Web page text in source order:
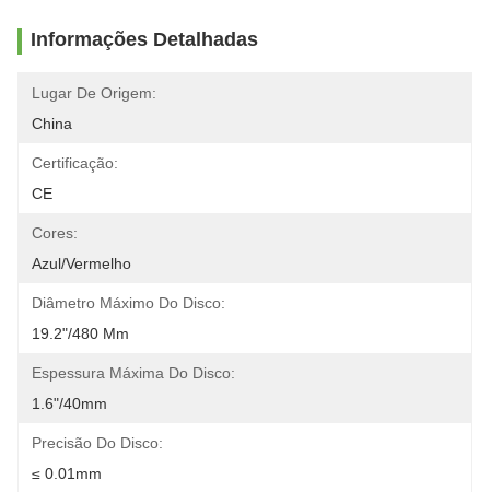
Informações Detalhadas
Lugar De Origem:
China
Certificação:
CE
Cores:
Azul/vermelho
Diâmetro Máximo Do Disco:
19.2"/480 Mm
Espessura Máxima Do Disco:
1.6"/40mm
Precisão Do Disco:
≤ 0.01mm